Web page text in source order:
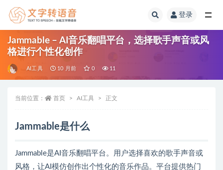
登录
Jammable – AI音乐翻唱平台，选择歌手声音或风
格进行个性化创作
AI工具 10 月前 0 11
当前位置： 首页 AI工具 正文
Jammable是什么
Jammable是AI音乐翻唱平台。用户选择喜欢的歌手声音或
风格，让AI模仿创作出个性化的音乐作品。平台提供热门